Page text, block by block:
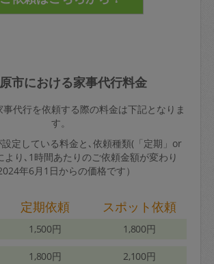
市における家事代行料金
事代行を依頼する際の料金は下記となりま
す。
定している料金と､依頼種類(「定期」or
より､1時間あたりのご依頼金額が変わり
年6月1日からの価格です）
定期依頼 スポット依頼
1,500円 1,800円
1,800円 2,100円